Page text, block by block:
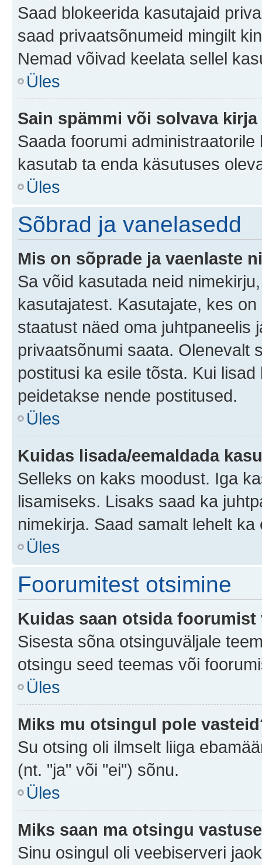
Saad blokeerida kasutajaid
saad privaatsõnumeid mingilt
Nemad võivad keelata sellel
Üles
Sain spämmi või solvava
Saada foorumi
kasutab ta enda käsutuses
Üles
Sõbrad ja vanelasedd
Mis on sõprade ja vaenlaste
Sa võid kasutada neid
kasutajatest. Kasutajate, kes
staatust näed oma juhtpaneelis
privaatsõnumi saata. Olenevalt
postitusi ka esile tõsta. Kui
peidetakse nende postitused.
Üles
Kuidas lisada/eemaldada
Selleks on kaks moodust. Iga
lisamiseks. Lisaks saad ka
nimekirja. Saad samalt lehelt ka
Üles
Foorumitest otsimine
Kuidas saan otsida
Sisesta sõna otsinguväljale
otsingu seed teemas või
Üles
Miks mu otsingul pole
Su otsing oli ilmselt liiga
(nt. "ja" või "ei") sõnu.
Üles
Miks saan ma otsingu
Sinu osingul oli veebiserveri